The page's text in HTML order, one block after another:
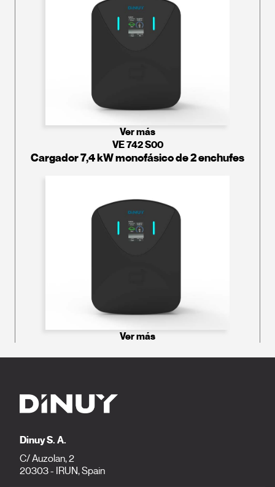
Ver más
VE 742 S00
Cargador 7,4 kW monofásico de 2 enchufes
Ver más
Dinuy S. A.
C/ Auzolan, 2
20303 - IRUN, Spain